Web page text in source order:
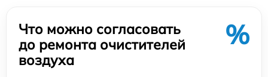
Что можно согласовать
до ремонта очистителей
воздуха
%